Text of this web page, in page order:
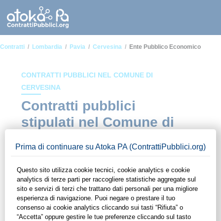
Contratti Lombardia Pavia Cervesina Ente Pubblico Economico
CONTRATTI PUBBLICI NEL COMUNE DI
CERVESINA
Contratti pubblici
stipulati nel Comune di
Ente pubblico
economico
In questa sezione del sito di ContrattiPubblici.org potrai avere
ad alcuni dei contratti presenti nella piattaforma stipulati
all'interno del Comune di Cervesina in ambito Ente pubblico
economico. Grazie alle funzionalità di ContrattiPubblici.org